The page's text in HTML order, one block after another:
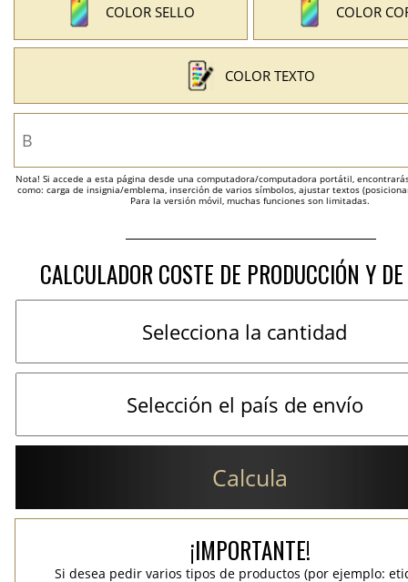
COLOR SELLO COLOR
COLOR TEXTO
Nota! Si accede a esta página desde una computadora/computadora portátil,
como: carga de insignia/emblema, inserción de varios símbolos, ajustar textos
Para la versión móvil, muchas funciones son limitadas.
CALCULADOR COSTE DE PRODUCCIÓN Y
Calcula
¡IMPORTANTE!
Si desea pedir varios tipos de productos (por ejemplo: